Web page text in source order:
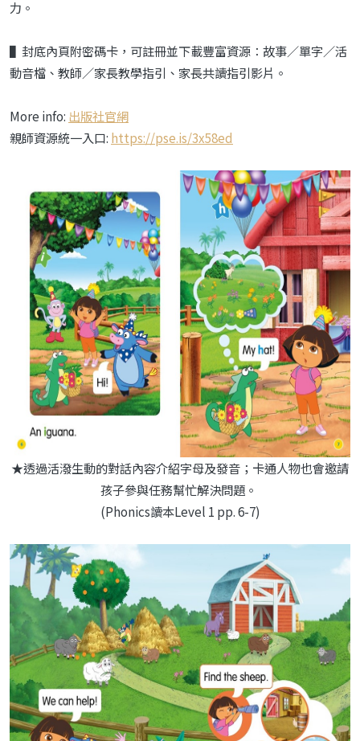
力。
▌封底內頁附密碼卡，可註冊並下載豐富資源：故事／單字／活
動音檔、教師／家長教學指引、家長共讀指引影片。
More info: 出版社官網
親師資源統一入口: https://pse.is/3x58ed
★透過活潑生動的對話內容介紹字母及發音；卡通人物也會邀請
孩子參與任務幫忙解決問題。
(Phonics讀本Level 1 pp. 6-7)